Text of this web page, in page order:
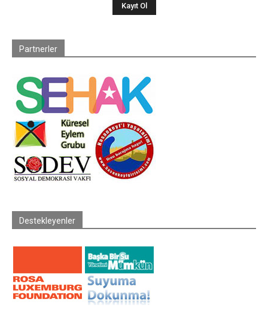
Partnerler
Destekleyenler